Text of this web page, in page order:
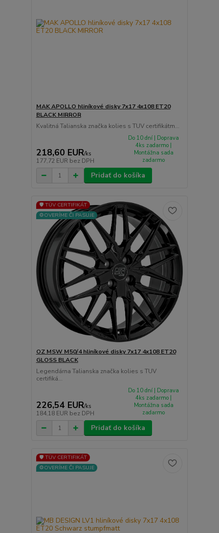
MAK APOLLO hliníkové disky 7x17 4x108 ET20
BLACK MIRROR
Kvalitná Talianska značka kolies s TUV certifikátm...
218,60 EUR/ks
177,72 EUR bez DPH
Do 10 dní | Doprava
4ks zadarmo |
Montážna sada
zadarmo
Pridať do košíka
🛡️ TÜV CERTIFIKÁT
⚙️OVERÍME ČI PASUJE
OZ MSW M50/4 hliníkové disky 7x17 4x108 ET20
GLOSS BLACK
Legendárna Talianska značka kolies s TUV
certifiká...
226,54 EUR/ks
184,18 EUR bez DPH
Do 10 dní | Doprava
4ks zadarmo |
Montážna sada
zadarmo
Pridať do košíka
🛡️ TÜV CERTIFIKÁT
⚙️OVERÍME ČI PASUJE